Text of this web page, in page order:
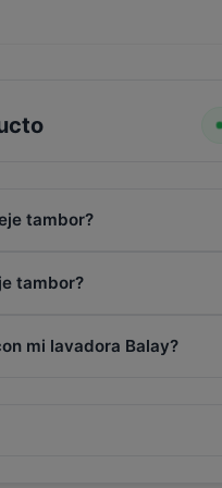
tambor?
tambor?
mi lavadora Balay?